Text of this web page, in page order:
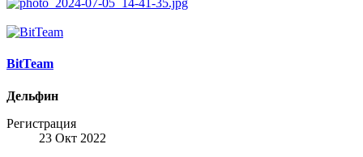
BitTeam
Дельфин
Регистрация
23 Окт 2022